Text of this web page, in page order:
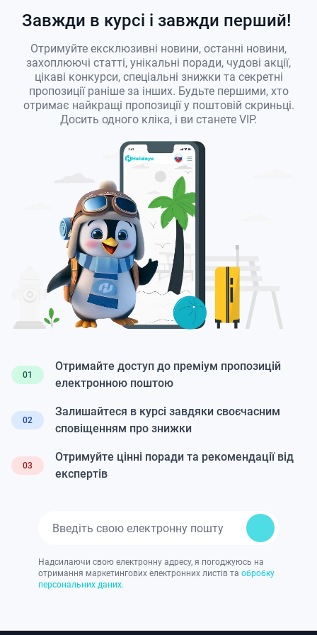
Завжди в курсі і завжди перший!
Отримуйте ексклюзивні новини, останні новини,
захоплюючі статті, унікальні поради, чудові акції,
цікаві конкурси, спеціальні знижки та секретні
пропозиції раніше за інших. Будьте першими, хто
отримає найкращі пропозиції у поштовій скриньці.
Досить одного кліка, і ви станете VIP.
01
Отримайте доступ до преміум пропозицій
електронною поштою
02
Залишайтеся в курсі завдяки своєчасним
сповіщенням про знижки
03
Отримуйте цінні поради та рекомендації від
експертів
Надсилаючи свою електронну адресу, я погоджуюсь на
отримання маркетингових електронних листів та обробку
персональних даних.